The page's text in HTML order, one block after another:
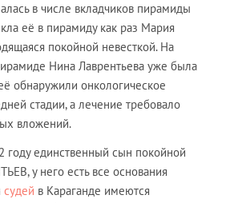
в числе вкладчиков пирамиды
её в пирамиду как раз Мария
покойной невесткой. На
Нина Лаврентьева уже была
обнаружили онкологическое
стадии, а лечение требовало
вложений.
году единственный сын покойной
у него есть все основания
судей в Караганде имеются